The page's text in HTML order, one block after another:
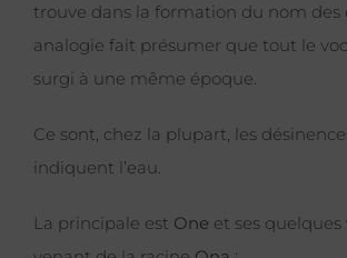
trouve dans la formation du nom des
analogie fait présumer que tout le
surgi à une même époque.
Ce sont, chez la plupart, les
indiquent l’eau.
La principale est One et ses quelques